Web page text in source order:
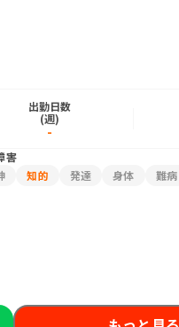
出勤日数
(週)
-
害
知的 発達 身体 難病